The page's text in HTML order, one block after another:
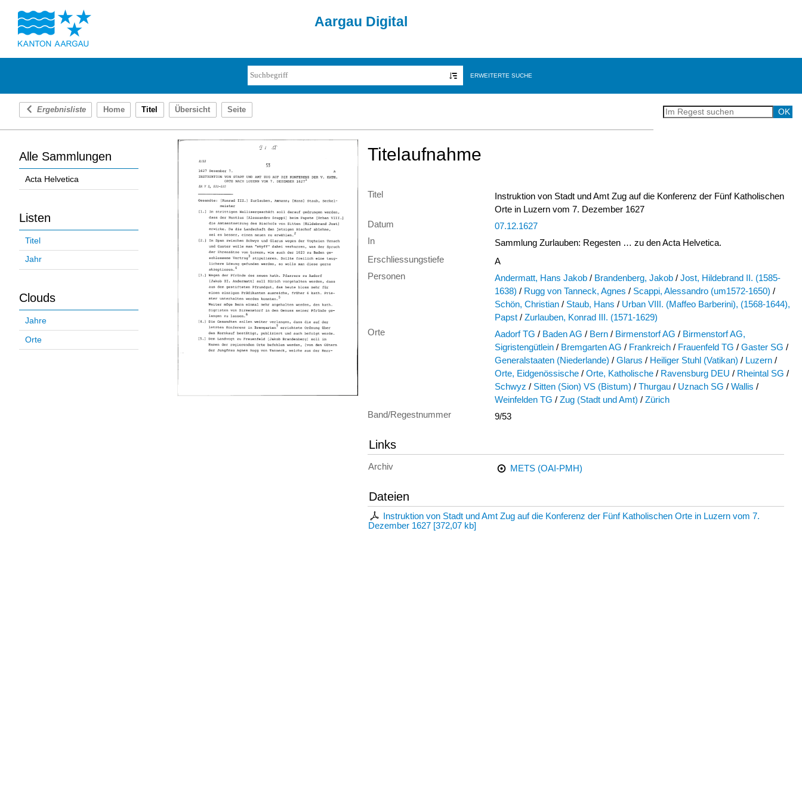
Aargau Digital
ERWEITERTE SUCHE
Ergebnisliste Home Titel Übersicht Seite
Alle Sammlungen
Acta Helvetica
Listen
Titel
Jahr
Clouds
Jahre
Orte
Titelaufnahme
Titel
Instruktion von Stadt und Amt Zug auf die Konferenz der Fünf Katholischen
Orte in Luzern vom 7. Dezember 1627
Datum
07.12.1627
In
Sammlung Zurlauben: Regesten … zu den Acta Helvetica.
Erschliessungstiefe
A
Personen
Andermatt, Hans Jakob / Brandenberg, Jakob / Jost, Hildebrand II. (1585-
1638) / Rugg von Tanneck, Agnes / Scappi, Alessandro (um1572-1650) /
Schön, Christian / Staub, Hans / Urban VIII. (Maffeo Barberini), (1568-1644),
Papst / Zurlauben, Konrad III. (1571-1629)
Orte
Aadorf TG / Baden AG / Bern / Birmenstorf AG / Birmenstorf AG,
Sigristengütlein / Bremgarten AG / Frankreich / Frauenfeld TG / Gaster SG /
Generalstaaten (Niederlande) / Glarus / Heiliger Stuhl (Vatikan) / Luzern /
Orte, Eidgenössische / Orte, Katholische / Ravensburg DEU / Rheintal SG /
Schwyz / Sitten (Sion) VS (Bistum) / Thurgau / Uznach SG / Wallis /
Weinfelden TG / Zug (Stadt und Amt) / Zürich
Band/Regestnummer
9/53
Links
Archiv METS (OAI-PMH)
Dateien
Instruktion von Stadt und Amt Zug auf die Konferenz der Fünf Katholischen Orte in Luzern vom 7.
Dezember 1627 [372,07 kb]